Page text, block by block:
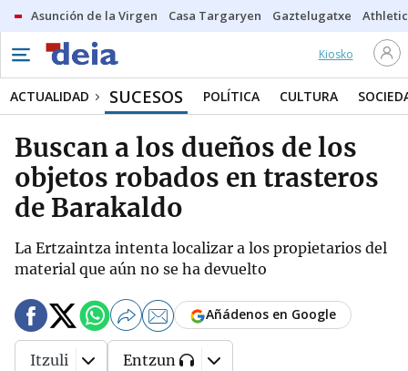
Asunción de la Virgen Casa Targaryen Gaztelugatxe Athletic
Kiosko
ACTUALIDAD SUCESOS POLÍTICA CULTURA
Buscan a los dueños de los
objetos robados en trasteros
de Barakaldo
La Ertzaintza intenta localizar a los propietarios del
material que aún no se ha devuelto
Añádenos en Google
Itzuli Entzun